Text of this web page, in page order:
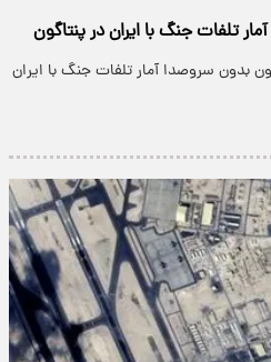
تلفات جنگ با ایران در پنتاگون
بدون سروصدا آمار تلفات جنگ با ایران